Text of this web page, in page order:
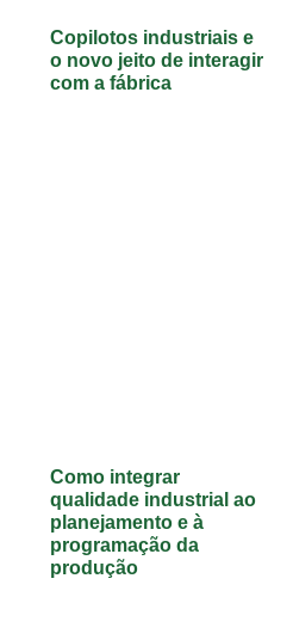
Copilotos industriais e
o novo jeito de interagir
com a fábrica
Como integrar
qualidade industrial ao
planejamento e à
programação da
produção